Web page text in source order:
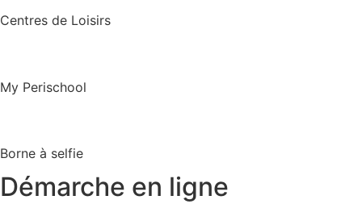
Centres de Loisirs
My Perischool
Borne à selfie
Démarche en ligne